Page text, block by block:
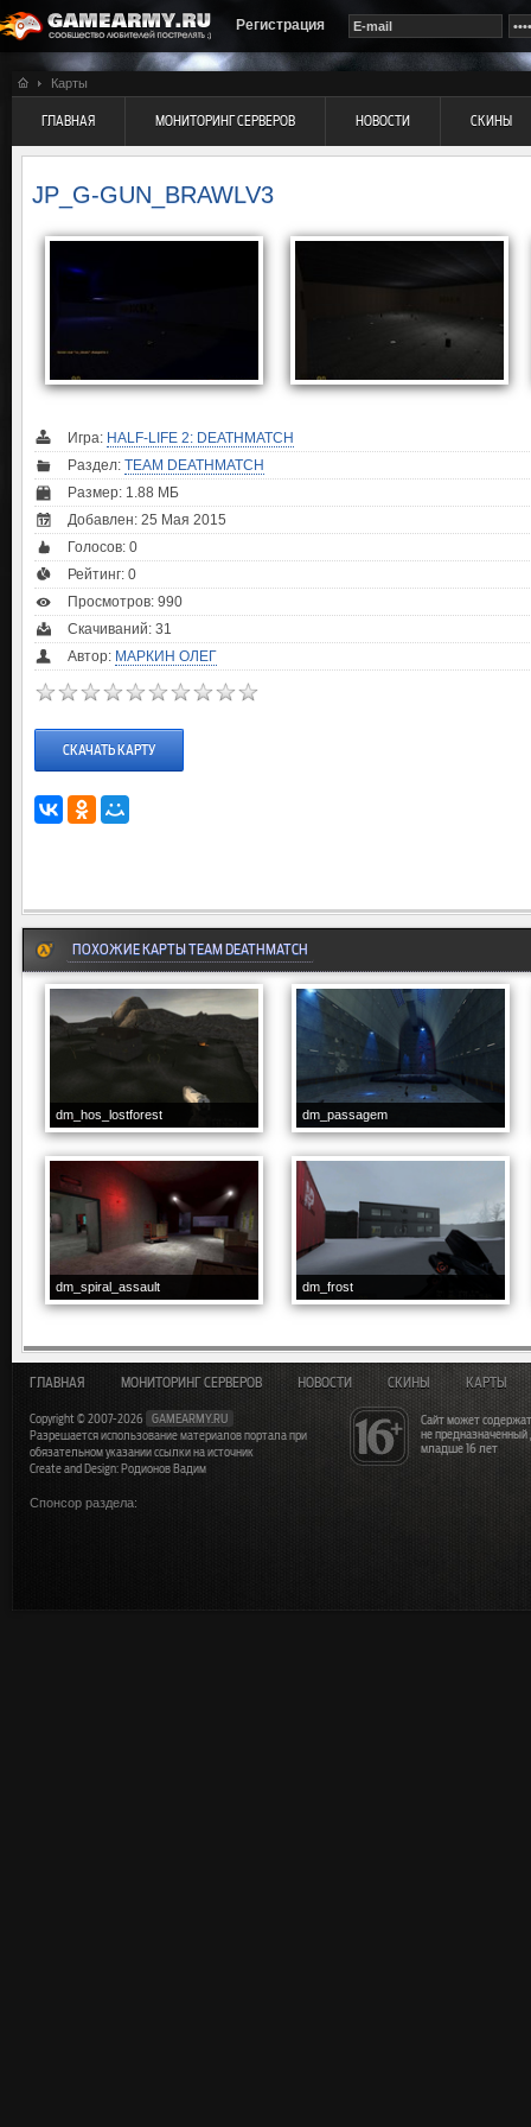
Регистрация
Карты
ГЛАВНАЯ МОНИТОРИНГ СЕРВЕРОВ НОВОСТИ СКИНЫ
JP_G-GUN_BRAWLV3
Игра: HALF-LIFE 2: DEATHMATCH
Раздел: TEAM DEATHMATCH
Размер: 1.88 МБ
Добавлен: 25 Мая 2015
Голосов: 0
Рейтинг: 0
Просмотров: 990
Скачиваний: 31
Автор: МАРКИН ОЛЕГ
СКАЧАТЬ КАРТУ
ПОХОЖИЕ КАРТЫ TEAM DEATHMATCH
dm_hos_lostforest dm_passagem
dm_spiral_assault dm_frost
Сайт может
не
младше 16 лет
ГЛАВНАЯ МОНИТОРИНГ СЕРВЕРОВ НОВОСТИ СКИНЫ КАРТЫ
Copyright © 2007-2026
GAMEARMY.RU
Разрешается использование материалов портала при
обязательном указании ссылки на источник
Create and Design: Родионов Вадим
Спонсор раздела: